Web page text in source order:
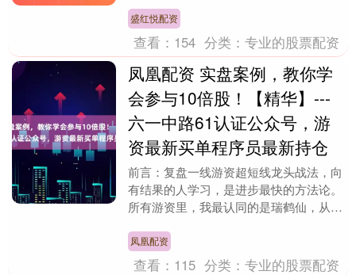
盛红悦配资
查看： 154 分类：专业的股票配资
凤凰配资 实盘案例，教你学
会参与10倍股！【精华】---
六一中路61认证公众号，游
资最新买单程序员最新持仓
前言：复盘一线游资超短线龙头战法，向
有结果的人学习，是进步最快的方法论。
所有游资里，我最认同的是瑞鹤仙，从巨
号： 今日游资....
凤凰配资
查看： 115 分类：专业的股票配资